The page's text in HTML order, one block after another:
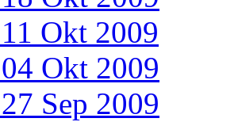
Okt 2009
Okt 2009
Sep 2009